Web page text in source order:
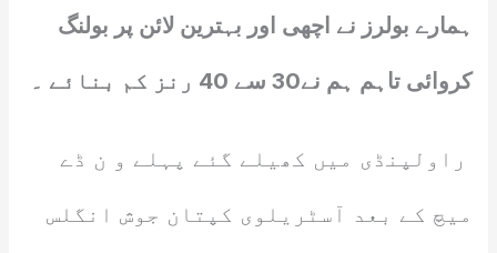
ہمارے بولرز نے اچھی اور بہترین لائن پر بولنگ
کروائی تاہم ہم نے30 سے 40 رنز کم بنائے ۔
راولپنڈی میں کھیلے گئے پہلے و ن ڈے
میچ کے بعد آسٹریلوی کپتان جوش انگلس